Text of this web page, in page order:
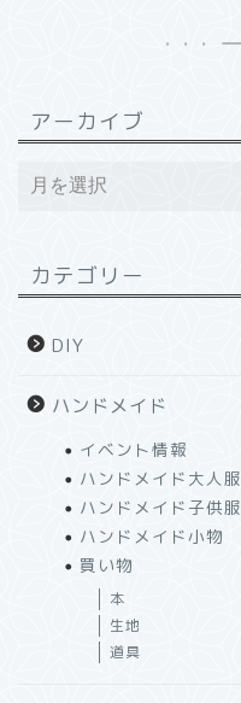
アーカイブ
カテゴリー
DIY
ハンドメイド
イベント情報
ハンドメイド大人服
ハンドメイド子供服
ハンドメイド小物
買い物
本
生地
道具